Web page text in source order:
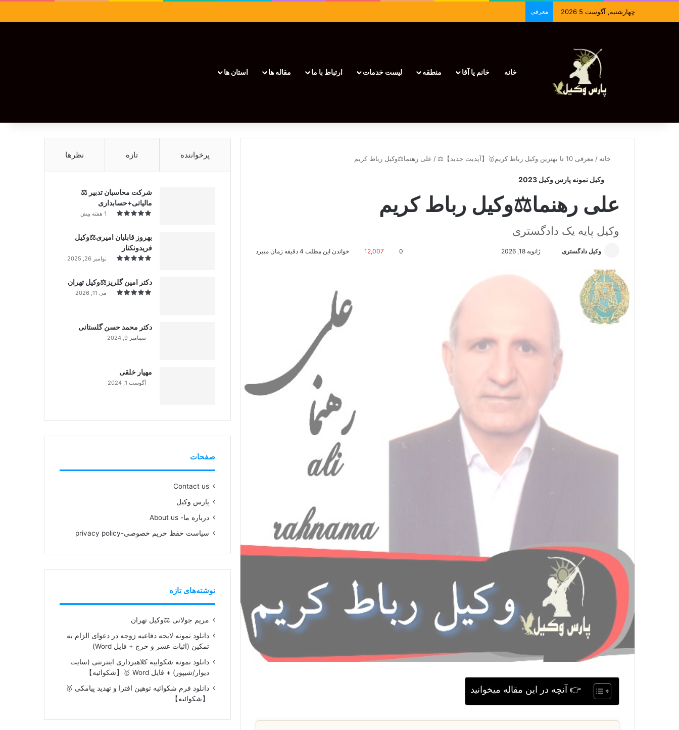
چهارشنبه, آگوست 5 2026 معرفی
خانه خانم یا آقا منطقه لیست خدمات ارتباط با ما مقاله ها استان ها
خانه / معرفی 10 تا بهترین وکیل رباط کریم🥇【آپدیت جدید】⚖️ / علی رهنما⚖️وکیل رباط کریم
وکیل نمونه پارس وکیل 2023
علی رهنما⚖️وکیل رباط کریم
وکیل پایه یک دادگستری
وکیل دادگستری
ل
ژانویه 18, 2026 0
12,007 خواندن این مطلب 4 دقیقه زمان میبرد
👉 آنچه در این مقاله میخوانید
پرخواننده تازه نظرها
شرکت محاسبان تدبیر ⚖️
مالیاتی+حسابداری
1 هفته پیش
بهروز قابلیان امیری⚖️وکیل
فریدونکنار
نوامبر 26, 2025
دکتر امین گلریز⚖️وکیل تهران
می 11, 2026
دکتر محمد حسن گلستانی
سپتامبر 9, 2024
مهیار خلقی
آگوست 1, 2024
صفحات
Contact us
پارس وکیل
درباره ما- About us
سیاست حفظ حریم خصوصی-privacy policy
نوشته‌های تازه
مریم جولانی ⚖️وکیل تهران
دانلود نمونه لایحه دفاعیه زوجه در دعوای الزام به
تمکین (اثبات عسر و حرج + فایل Word)
دانلود نمونه شکواییه کلاهبرداری اینترنتی (سایت
دیوار/شیپور) + فایل Word 🥇【شکوائیه】
دانلود فرم شکوائیه توهین افترا و تهدید پیامکی 🥇
【شکوائیه】